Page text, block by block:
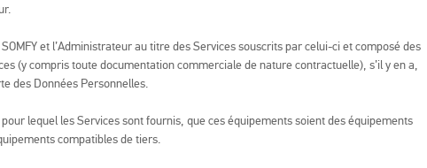
et l’Administrateur au titre des Services souscrits par celui-ci et composé des
(y compris toute documentation commerciale de nature contractuelle), s’il y en a,
des Données Personnelles.
lequel les Services sont fournis, que ces équipements soient des équipements
compatibles de tiers.